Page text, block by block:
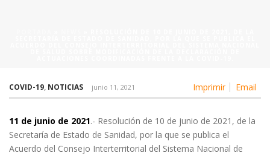
Imprimir Email
COVID-19, NOTICIAS junio 11, 2021
11 de junio de 2021.- Resolución de 10 de junio de 2021, de la
Secretaría de Estado de Sanidad, por la que se publica el
Acuerdo del Consejo Interterritorial del Sistema Nacional de